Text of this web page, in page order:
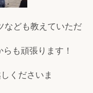
なども教えていただ
も頑張ります！
くださいま